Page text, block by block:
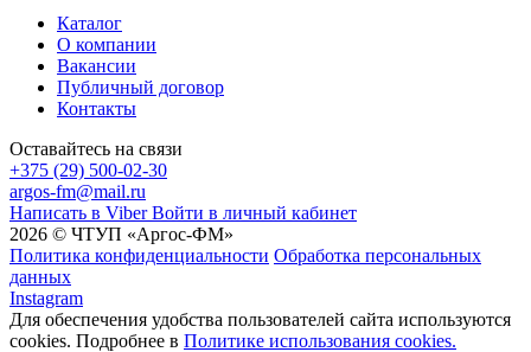
Каталог
О компании
Вакансии
Публичный договор
Контакты
Оставайтесь на связи
+375 (29) 500-02-30
argos-fm@mail.ru
Написать в Viber Войти в личный кабинет
2026 © ЧТУП «Аргос-ФМ»
Политика конфиденциальности Обработка персональных
данных
Instagram
Для обеспечения удобства пользователей сайта используются
cookies. Подробнее в Политике использования cookies.